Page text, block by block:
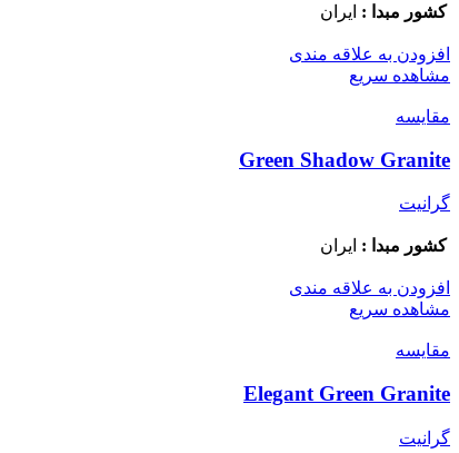
کشور مبدا : ایران
افزودن به علاقه مندی
مشاهده سریع
مقایسه
Green Shadow Granite
گرانیت
کشور مبدا : ایران
افزودن به علاقه مندی
مشاهده سریع
مقایسه
Elegant Green Granite
گرانیت